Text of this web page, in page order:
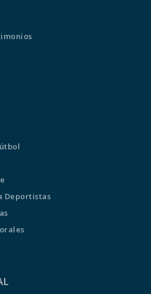
Deportistas